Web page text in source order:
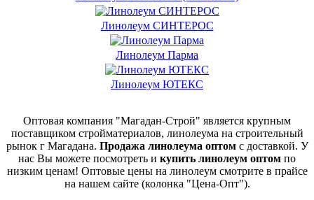
Линолеум СИНТЕРОС
Линолеум Парма
Линолеум ЮТЕКС
Оптовая компания "Магадан-Строй" является крупным
поставщиком стройматериалов, линолеума на строительный
рынок г Магадана. Продажа линолеума оптомс доставкой. У
нас Вы можете посмотреть и купить линолеум оптом по
низким ценам! Оптовые цены на линолеум смотрите в прайсе
на нашем сайте (колонка "Цена-Опт").